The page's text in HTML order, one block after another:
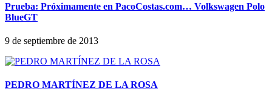
Prueba: Próximamente en PacoCostas.com… Volkswagen Polo
BlueGT
9 de septiembre de 2013
PEDRO MARTÍNEZ DE LA ROSA